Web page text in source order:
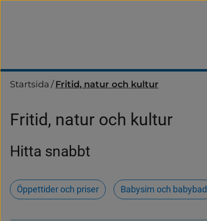
Startsida /Fritid, natur och kultur
Fritid, natur och kultur
Hitta snabbt
Öppettider och priser Babysim och babybad